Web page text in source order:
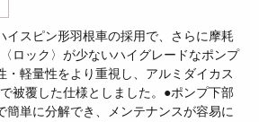
イスピン形羽根車の採用で、さらに摩耗
ロック〉が少ないハイグレードなポンプ
・軽量性をより重視し、アルミダイカス
被覆した仕様としました。●ポンプ下部
簡単に分解でき、メンテナンスが容易に